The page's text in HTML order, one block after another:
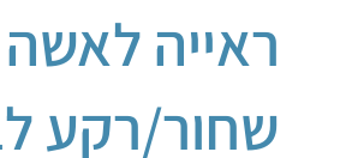
ראייה
שחור/רקע